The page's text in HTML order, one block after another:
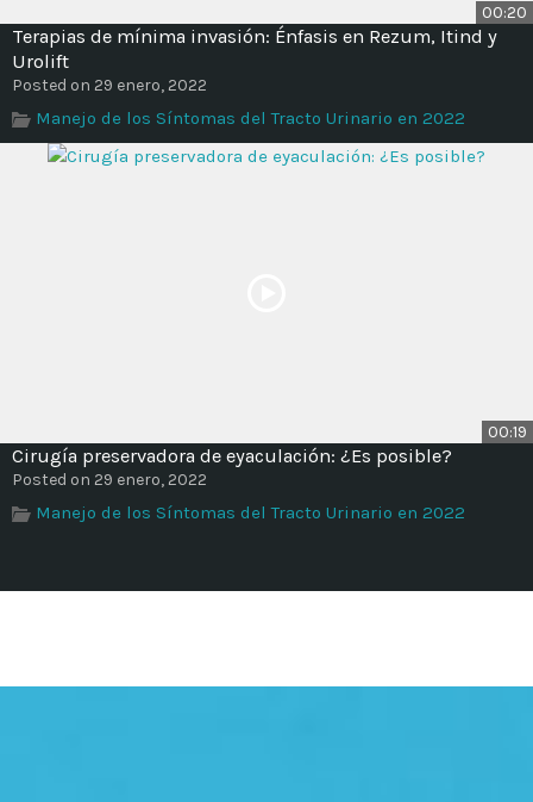
00:20
Terapias de mínima invasión: Énfasis en Rezum, Itind y
Urolift
Posted on 29 enero, 2022
Manejo de los Síntomas del Tracto Urinario en 2022
00:19
Cirugía preservadora de eyaculación: ¿Es posible?
Posted on 29 enero, 2022
Manejo de los Síntomas del Tracto Urinario en 2022